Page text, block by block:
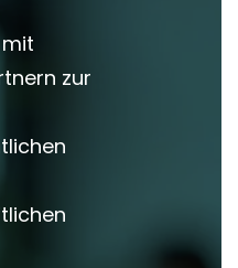
zur